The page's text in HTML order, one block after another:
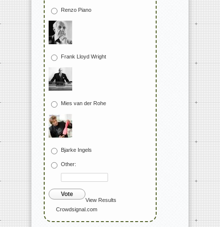
Renzo Piano
Frank Lloyd Wright
Mies van der Rohe
Bjarke Ingels
Other:
Vote
View Results
Crowdsignal.com